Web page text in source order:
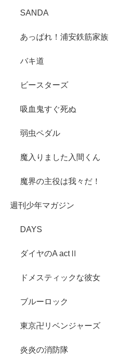
SANDA
あっぱれ！浦安鉄筋家族
バキ道
ビースターズ
吸血鬼すぐ死ぬ
弱虫ペダル
魔入りました入間くん
魔界の主役は我々だ！
週刊少年マガジン
DAYS
ダイヤのA actⅡ
ドメスティックな彼女
ブルーロック
東京卍リベンジャーズ
炎炎の消防隊